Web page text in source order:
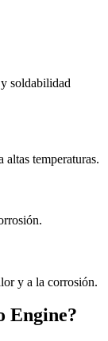
soldabilidad
altas temperaturas.
y a la corrosión.
Engine?